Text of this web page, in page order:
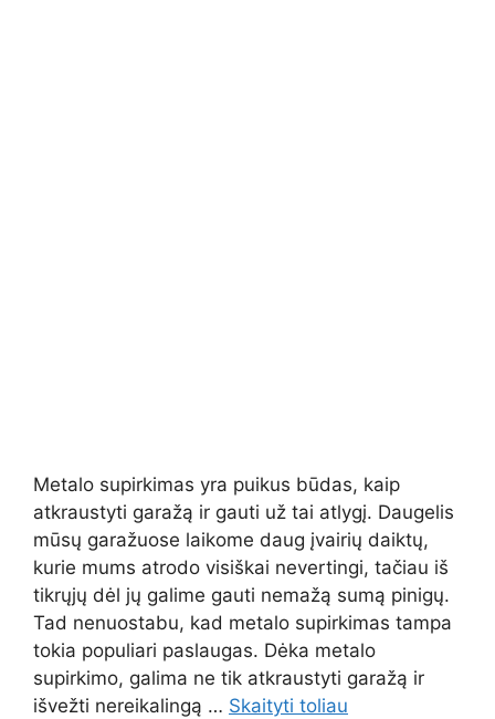
Metalo supirkimas yra puikus būdas, kaip
atkraustyti garažą ir gauti už tai atlygį. Daugelis
mūsų garažuose laikome daug įvairių daiktų,
kurie mums atrodo visiškai nevertingi, tačiau iš
tikrųjų dėl jų galime gauti nemažą sumą pinigų.
Tad nenuostabu, kad metalo supirkimas tampa
tokia populiari paslaugas. Dėka metalo
supirkimo, galima ne tik atkraustyti garažą ir
išvežti nereikalingą … Skaityti toliau